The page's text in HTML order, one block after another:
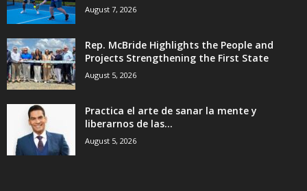
August 7, 2026
Rep. McBride Highlights the People and
Projects Strengthening the First State
August 5, 2026
Practica el arte de sanar la mente y
liberarnos de las...
August 5, 2026